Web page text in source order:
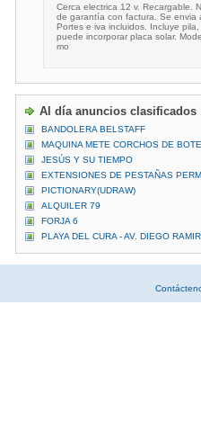
Cerca electrica 12 v. Recargable.
de garantía con factura. Se envia
Portes e iva incluidos. Incluye
puede incorporar placa solar.
mo
Al día anuncios clasificados
BANDOLERA BELSTAFF
MAQUINA METE CORCHOS DE
JESÚS Y SU TIEMPO
EXTENSIONES DE PESTAÑAS
PICTIONARY(UDRAW)
ALQUILER 79
FORJA 6
PLAYA DEL CURA - AV. DIEGO